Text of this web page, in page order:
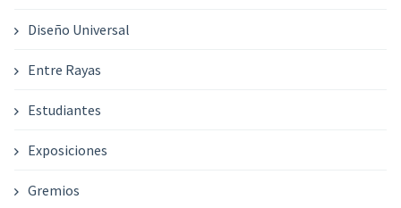
Diseño Universal
Entre Rayas
Estudiantes
Exposiciones
Gremios